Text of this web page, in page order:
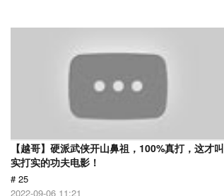
【越哥】硬派武侠开山鼻祖，100%真打，这才叫
实打实的功夫电影！
# 25
2022-09-06 11:21